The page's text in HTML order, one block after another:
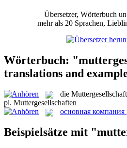
Übersetzer, Wörterbuch
mehr als 20 Sprachen,
Wörterbuch:
translations and
die Muttergesellschaft
pl. Muttergesellschaften
основная компания
Beispielsätze mit